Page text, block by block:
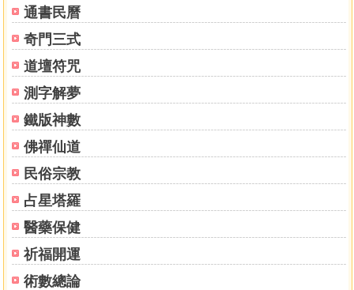
通書民曆
奇門三式
道壇符咒
測字解夢
鐵版神數
佛禪仙道
民俗宗教
占星塔羅
醫藥保健
祈福開運
術數總論